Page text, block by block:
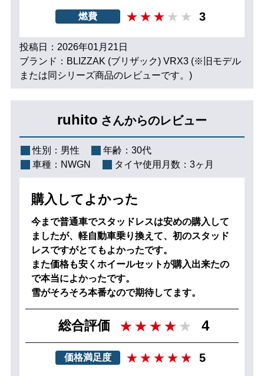
燃費 3
投稿日：2026年01月21日
ブランド：BLIZZAK (ブリザック) VRX3 (※旧モデル
または同シリーズ商品のレビューです。)
ruhito さんからのレビュー
性別： 男性 年齢： 30代
車種： NWGN タイヤ使用月数： 3ヶ月
購入してよかった
今まで普通車でスタッドレスは安めの購入して
ましたが、軽自動車乗り換えて、初のスタッド
レスですがとてもよかったです。
また価格も安くホイールセットが購入出来たの
で本当によかったです。
雪がそろそろ本番なので期待してます。
総合評価 4
価格満足度 5